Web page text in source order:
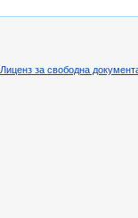
Лиценз за свободна